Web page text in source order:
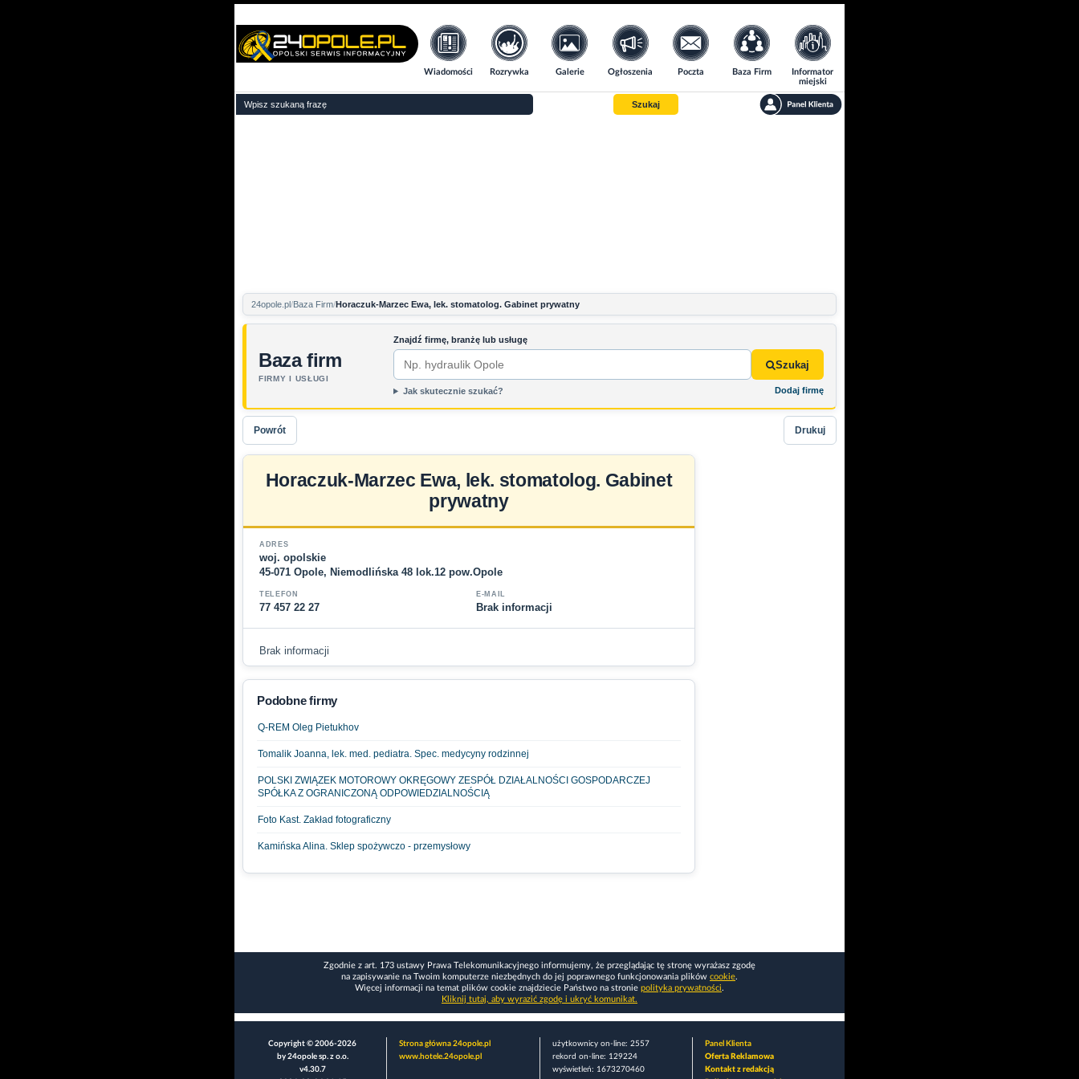
Wiadomości Rozrywka Galerie Ogłoszenia Poczta Baza Firm
Informator
miejski
Szukaj
24opole.pl Baza Firm Horaczuk-Marzec Ewa, lek. stomatolog. Gabinet prywatny
Baza firm
FIRMY I USŁUGI
Znajdź firmę, branżę lub usługę
Szukaj
Jak skutecznie szukać? Dodaj firmę
Powrót Drukuj
Horaczuk-Marzec Ewa, lek. stomatolog. Gabinet
prywatny
ADRES
woj. opolskie
45-071 Opole, Niemodlińska 48 lok.12 pow.Opole
TELEFON
77 457 22 27
E-MAIL
Brak informacji
Brak informacji
Podobne firmy
Q-REM Oleg Pietukhov
Tomalik Joanna, lek. med. pediatra. Spec. medycyny rodzinnej
POLSKI ZWIĄZEK MOTOROWY OKRĘGOWY ZESPÓŁ DZIAŁALNOŚCI GOSPODARCZEJ
SPÓŁKA Z OGRANICZONĄ ODPOWIEDZIALNOŚCIĄ
Foto Kast. Zakład fotograficzny
Kamińska Alina. Sklep spożywczo - przemysłowy
Zgodnie z art. 173 ustawy Prawa Telekomunikacyjnego informujemy, że przeglądając tę stronę wyrażasz zgodę
na zapisywanie na Twoim komputerze niezbędnych do jej poprawnego funkcjonowania plików cookie.
Więcej informacji na temat plików cookie znajdziecie Państwo na stronie polityka prywatności.
Kliknij tutaj, aby wyrazić zgodę i ukryć komunikat.
Copyright © 2006-2026
by 24opole sp. z o.o.
v4.30.7
Strona główna 24opole.pl
www.hotele.24opole.pl
użytkownicy on-line: 2557
rekord on-line: 129224
wyświetleń: 1673270460
Panel Klienta
Oferta Reklamowa
Kontakt z redakcją